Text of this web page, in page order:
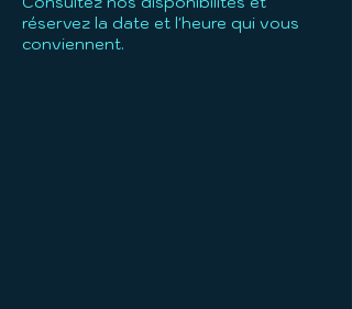
réservez la date et l'heure qui vous
conviennent.